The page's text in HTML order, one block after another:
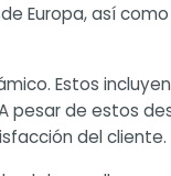
Europa, así
Estos
pesar de estos
del cliente.